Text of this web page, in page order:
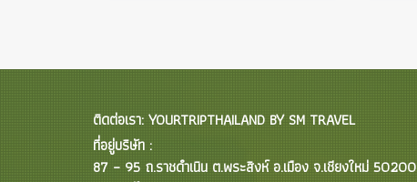
ติดต่อเรา: YOURTRIPTHAILAND BY SM TRAVEL
ที่อยู่บริษัท :
87 – 95 ถ.ราชดำเนิน ต.พระสิงห์ อ.เมือง จ.เชียงใหม่ 50200